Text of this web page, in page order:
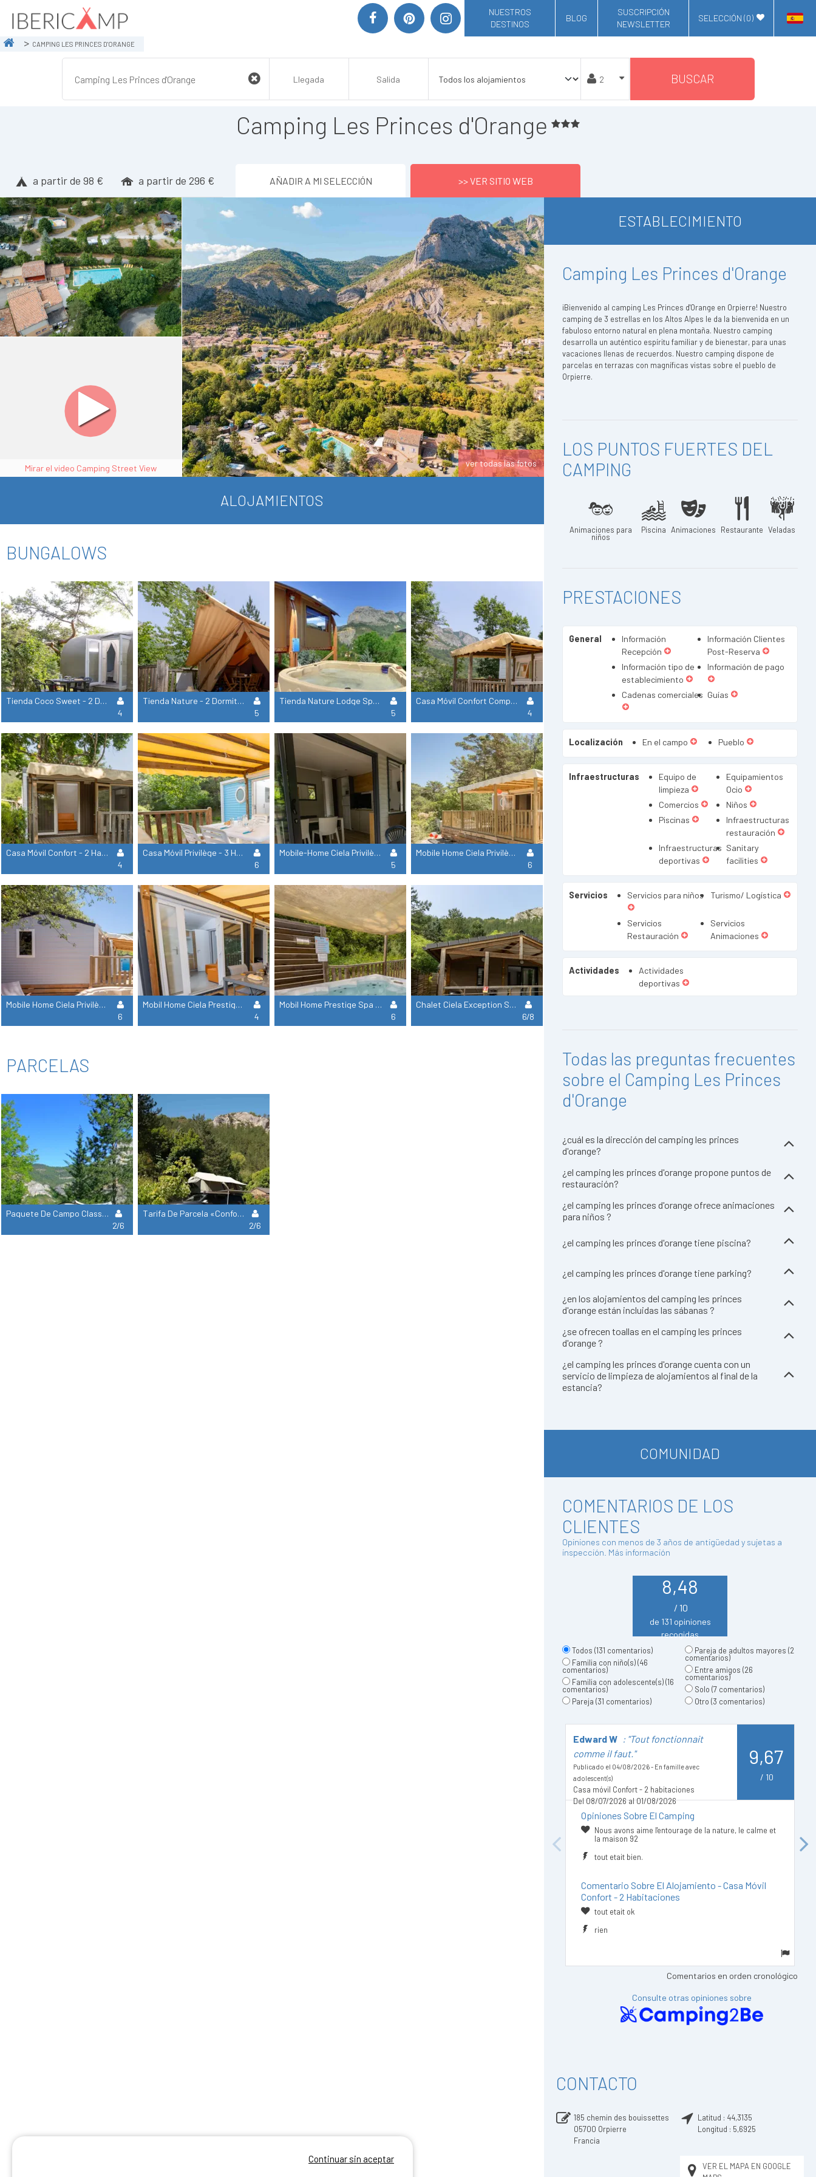
NUESTROS
DESTINOS
BLOG
SUSCRIPCIÓN
NEWSLETTER
SELECCIÓN (0)
CAMPING LES PRINCES D'ORANGE
BUSCAR
Camping Les Princes d'Orange
a partir de 98 € a partir de 296 € AÑADIR A MI SELECCIÓN >> VER SITIO WEB
Mirar el video Camping Street View ver todas las fotos
ALOJAMIENTOS
BUNGALOWS
Tienda Coco Sweet - 2 Dormitorios (Sin Instalaciones Sanitarias)
4
Tienda Nature - 2 Dormitorios (Sin Instalaciones Sanitarias)
5
Tienda Nature Lodge Spa - 3 Habitaciones - Cocina Equipada - Baño
5
Casa Móvil Confort Compact - 2 Habitaciones
4
Casa Móvil Confort - 2 Habitaciones
4
Casa Móvil Privilège - 3 Habitaciones
6
Mobile-Home Ciela Privilège Bay - 2 Habitaciones - Lavavajillas, Barbacoa
5
Mobile Home Ciela Privilège - 3 Habitaciones - Lavavajillas, Barbacoa
6
Mobile Home Ciela Privilège Spa - 3 Habitaciones - Lavavajillas
6
Mobil Home Ciela Prestige Spa - 2 Habitaciones De Las Cuales 1 Suite Principal - Ropa De Cama, Toallas Y Barbacoa
4
Mobil Home Prestige Spa - 3 Habitaciones De Las Cuales 1 Suite Principal - Ropa De Cama, Toallas Y Barbacoa
6
Chalet Ciela Exception Spa - 3 Habitaciones De Las Cuales 2 Principales - Ropa De Cama, Toallas Y Barbacoa
6/8
PARCELAS
Paquete De Campo Classic - Noyers
2/6
Tarifa De Parcela «Confort» De 90 M²
2/6
ESTABLECIMIENTO
Camping Les Princes d'Orange
¡Bienvenido al camping Les Princes d'Orange en Orpierre! Nuestro
camping de 3 estrellas en los Altos Alpes le da la bienvenida en un
fabuloso entorno natural en plena montaña. Nuestro camping
desarrolla un auténtico espíritu familiar y de bienestar, para unas
vacaciones llenas de recuerdos. Nuestro camping dispone de
parcelas en terrazas con magníficas vistas sobre el pueblo de
Orpierre.
LOS PUNTOS FUERTES DEL
CAMPING
Animaciones para
niños
Piscina Animaciones Restaurante Veladas
PRESTACIONES
General
Información
Recepción
Información Clientes
Post-Reserva
Información tipo de
establecimiento
Información de pago
Cadenas comerciales Guías
Localización En el campo Pueblo
Infraestructuras
Equipo de
limpieza
Equipamientos
Ocio
Comercios
Niños
Piscinas
Infraestructuras
restauración
Infraestructuras
deportivas
Sanitary
facilities
Servicios Servicios para niños Turismo/ Logística
Servicios
Restauración
Servicios
Animaciones
Actividades
Actividades
deportivas
Todas las preguntas frecuentes
sobre el Camping Les Princes
d'Orange
¿cuál es la dirección del camping les princes
d'orange?
¿el camping les princes d'orange propone puntos de
restauración?
¿el camping les princes d'orange ofrece animaciones
para niños ?
¿el camping les princes d'orange tiene piscina?
¿el camping les princes d'orange tiene parking?
¿en los alojamientos del camping les princes
d'orange están incluidas las sábanas ?
¿se ofrecen toallas en el camping les princes
d'orange ?
¿el camping les princes d'orange cuenta con un
servicio de limpieza de alojamientos al final de la
estancia?
COMUNIDAD
COMENTARIOS DE LOS
CLIENTES
Opiniones con menos de 3 años de antigüedad y sujetas a
inspección. Más información
8,48
/ 10
de 131 opiniones
recogidas
Todos (131 comentarios)
Familia con niño(s)(46
comentarios)
Familia con adolescente(s)(16
comentarios)
Pareja (31 comentarios)
Pareja de adultos mayores (2
comentarios)
Entre amigos (26
comentarios)
Solo (7 comentarios)
Otro (3 comentarios)
Previous
Edward W : "Tout fonctionnait
comme il faut."
Publicado el 04/08/2026 - En famille avec
adolescent(s)
Casa móvil Confort - 2 habitaciones
Del 08/07/2026 al 01/08/2026
9,67
/ 10
Opiniones Sobre El Camping
Nous avons aime l'entourage de la nature, le calme et
la maison 92
tout etait bien.
Comentario Sobre El Alojamiento - Casa Móvil
Confort - 2 Habitaciones
tout etait ok
rien
Next
Comentarios en orden cronológico
Consulte otras opiniones sobre
CONTACTO
185 chemin des bouissettes
05700 Orpierre
Francia
Latitud : 44,3135
Longitud : 5,6925
VER EL MAPA EN GOOGLE
Continuar sin aceptar